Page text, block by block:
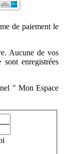
de paiement le
Aucune de vos
enregistrées
" Mon Espace